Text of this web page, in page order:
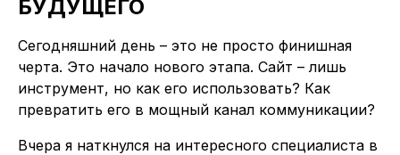
БУДУЩЕГО
Сегодняшний день – это не просто финишная
черта. Это начало нового этапа. Сайт – лишь
инструмент, но как его использовать? Как
превратить его в мощный канал коммуникации?
Вчера я наткнулся на интересного специалиста в